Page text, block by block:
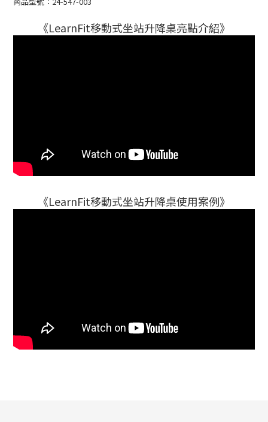
《LearnFit移動式坐站升降桌亮點介紹》
《LearnFit移動式坐站升降桌使用案例》